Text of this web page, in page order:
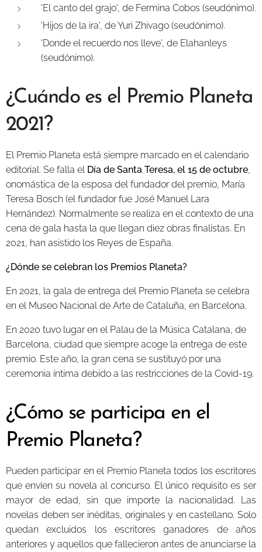
'El canto del grajo', de Fermina Cobos (seudónimo).
'Hijos de la ira', de Yuri Zhivago (seudónimo).
'Donde el recuerdo nos lleve', de Elahanleys
(seudónimo).
¿Cuándo es el Premio Planeta
2021?
El Premio Planeta está siempre marcado en el calendario
editorial. Se falla el Día de Santa Teresa, el 15 de octubre
onomástica de la esposa del fundador del premio, María
Teresa Bosch (el fundador fue José Manuel Lara
Hernández). Normalmente se realiza en el contexto de una
cena de gala hasta la que llegan diez obras finalistas. En
2021, han asistido los Reyes de España.
¿Dónde se celebran los Premios Planeta?
En 2021, la gala de entrega del Premio Planeta se celebra
en el Museo Nacional de Arte de Cataluña, en Barcelona.
En 2020 tuvo lugar en el Palau de la Música Catalana, de
Barcelona, ciudad que siempre acoge la entrega de este
premio. Este año, la gran cena se sustituyó por una
ceremonia íntima debido a las restricciones de la Covid-19.
¿Cómo se participa en el
Premio Planeta?
Pueden participar en el Premio Planeta todos los escritores
que envíen su novela al concurso. El único requisito es ser
mayor de edad, sin que importe la nacionalidad. Las
novelas deben ser inéditas, originales y en castellano. Solo
quedan excluidos los escritores ganadores de años
anteriores y aquellos que fallecieron antes de anunciarse la